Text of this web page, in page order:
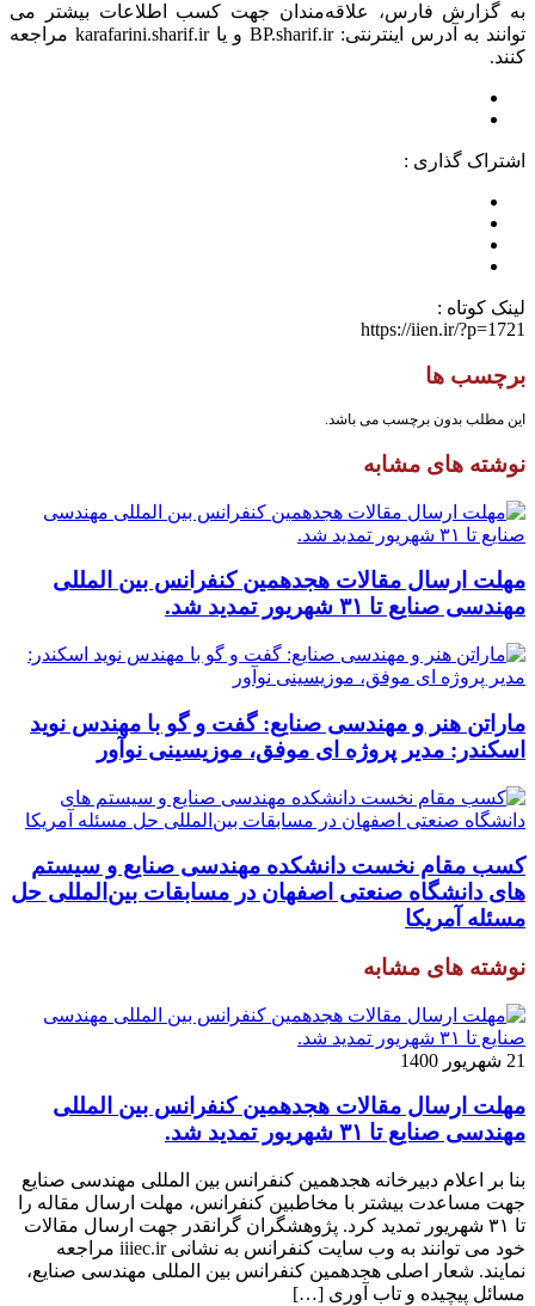
به گزارش فارس، علاقه‌مندان جهت کسب اطلاعات بیشتر می
توانند به آدرس اینترنتی: BP.sharif.ir و یا karafarini.sharif.ir مراجعه
کنند.
اشتراک گذاری :
لینک کوتاه :
https://iien.ir/?p=1721
برچسب ها
این مطلب بدون برچسب می باشد.
نوشته های مشابه
مهلت ارسال مقالات هجدهمین کنفرانس بین المللی
مهندسی صنایع تا ۳۱ شهریور تمدید شد.
ماراتن هنر و مهندسی صنایع: گفت و گو با مهندس نوید
اسکندر: مدیر پروژه ای موفق، موزیسینی نوآور
کسب مقام نخست دانشکده مهندسی صنایع و سیستم
های دانشگاه صنعتی اصفهان در مسابقات بین‌المللی حل
مسئله آمریکا
نوشته های مشابه
21 شهریور 1400
مهلت ارسال مقالات هجدهمین کنفرانس بین المللی
مهندسی صنایع تا ۳۱ شهریور تمدید شد.
بنا بر اعلام دبیرخانه هجدهمین کنفرانس بین المللی مهندسی صنایع
جهت مساعدت بیشتر با مخاطبین کنفرانس، مهلت ارسال مقاله را
تا ۳۱ شهریور تمدید کرد. پژوهشگران گرانقدر جهت ارسال مقالات
خود می توانند به وب سایت کنفرانس به نشانی iiiec.ir مراجعه
نمایند. شعار اصلی هجدهمین کنفرانس بین المللی مهندسی صنایع،
مسائل پیچیده و تاب آوری […]